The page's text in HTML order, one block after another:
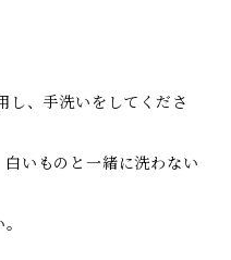
し、手洗いをしてくださ
白いものと一緒に洗わない